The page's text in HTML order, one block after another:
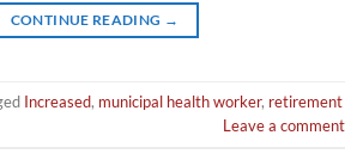
CONTINUE READING →
Increased, municipal health worker, retirement
Leave a comment